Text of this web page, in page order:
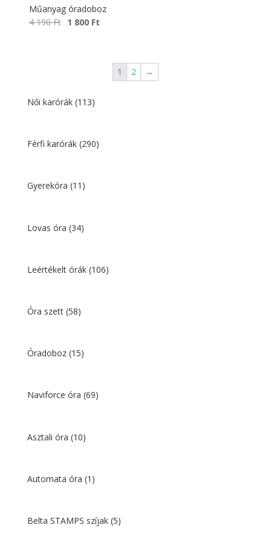
Műanyag óradoboz
4 190Ft Original
1 800 Ft
800 Ft.
1 2 →
Női karórák (113)
Férfi karórák (290)
Gyerekóra (11)
Lovas óra (34)
Leértékelt órák (106)
Óra szett (58)
Óradoboz (15)
Naviforce óra (69)
Asztali óra (10)
Automata óra (1)
Belta STAMPS szíjak (5)